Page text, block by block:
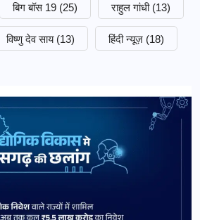
बिग बॉस 19 (25) राहुल गांधी (13)
विष्णु देव साय (13) हिंदी न्यूज़ (18)